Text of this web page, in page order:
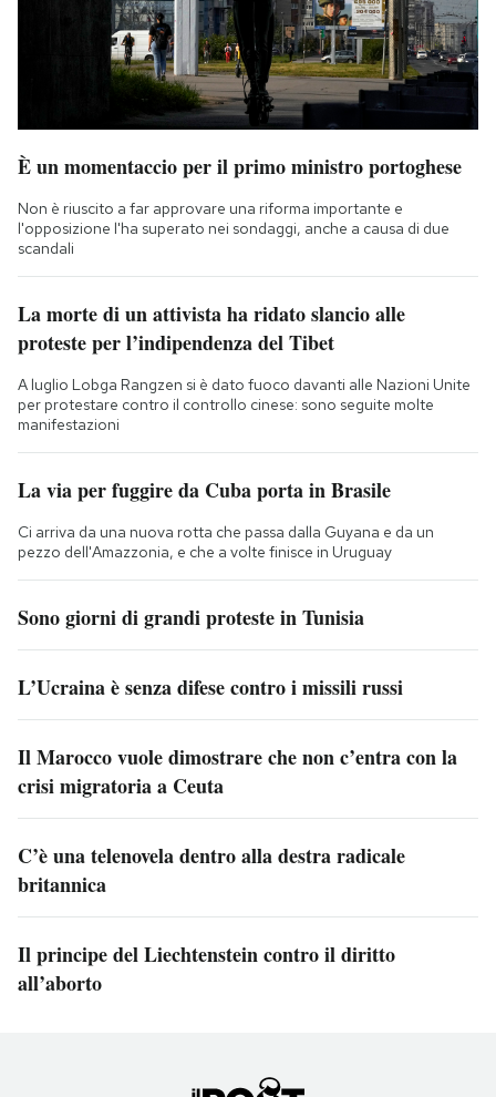
È un momentaccio per il primo ministro portoghese
Non è riuscito a far approvare una riforma importante e
l'opposizione l'ha superato nei sondaggi, anche a causa di due
scandali
La morte di un attivista ha ridato slancio alle
proteste per l’indipendenza del Tibet
A luglio Lobga Rangzen si è dato fuoco davanti alle Nazioni Unite
per protestare contro il controllo cinese: sono seguite molte
manifestazioni
La via per fuggire da Cuba porta in Brasile
Ci arriva da una nuova rotta che passa dalla Guyana e da un
pezzo dell'Amazzonia, e che a volte finisce in Uruguay
Sono giorni di grandi proteste in Tunisia
L’Ucraina è senza difese contro i missili russi
Il Marocco vuole dimostrare che non c’entra con la
crisi migratoria a Ceuta
C’è una telenovela dentro alla destra radicale
britannica
Il principe del Liechtenstein contro il diritto
all’aborto